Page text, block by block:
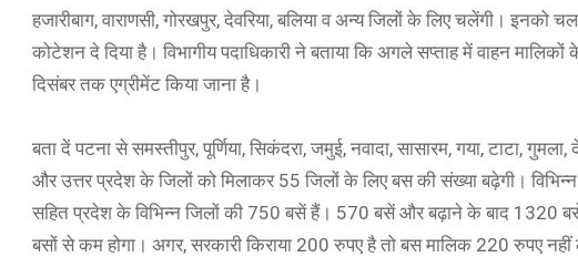
हजारीबाग, वाराणसी, गोरखपुर, देवरिया, बलिया व अन्य जिलों के लिए चलेंगी।
कोटेशन दे दिया है। विभागीय पदाधिकारी ने बताया कि अगले सप्ताह में वाहन
दिसंबर तक एग्रीमेंट किया जाना है।
बता दें पटना से समस्तीपुर, पूर्णिया, सिकंदरा, जमुई, नवादा, सासारम, गया, टाटा, गुमला,
और उत्तर प्रदेश के जिलों को मिलाकर 55 जिलों के लिए बस की संख्या बढ़ेगी।
सहित प्रदेश के विभिन्न जिलों की 750 बसें हैं। 570 बसें और बढ़ाने के बाद 1320 बसें
बसों से कम होगा। अगर, सरकारी किराया 200 रुपए है तो बस मालिक 220 रुपए